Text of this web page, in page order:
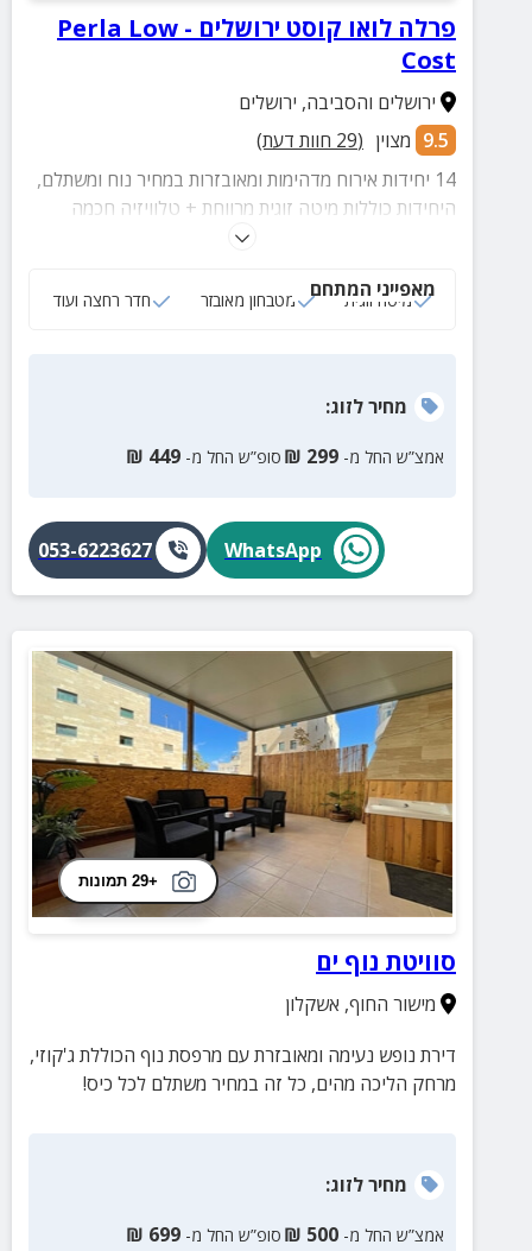
פרלה לואו קוסט ירושלים - Perla Low
Cost
ירושלים והסביבה, ירושלים
9.5 מצוין (
29 חוות דעת)
14 יחידות אירוח מדהימות ומאובזרות במחיר נוח ומשתלם,
היחידות כוללות מיטה זוגית מרווחת + טלוויזיה חכמה
בחיבור לנטפליקס, פינות ישיבה, חדר רחצה, מטבחון
מאפייני המתחם
מיטה זוגית מטבחון מאובזר חדר רחצה ועוד
מחירלזוג:
אמצ”ש החל מ- 299
₪ סופ”ש החל מ- 449
₪
WhatsApp
053-6223627
+29 תמונות
סוויטת נוף ים
מישור החוף, אשקלון
דירת נופש נעימה ומאובזרת עם מרפסת נוף הכוללת ג'קוזי,
מרחק הליכה מהים, כל זה במחיר משתלם לכל כיס!
מחירלזוג:
אמצ”ש החל מ- 500
₪ סופ”ש החל מ- 699
₪